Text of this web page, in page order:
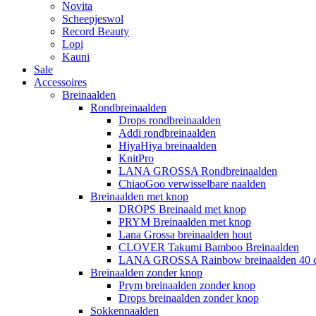
Novita
Scheepjeswol
Record Beauty
Lopi
Kauni
Sale
Accessoires
Breinaalden
Rondbreinaalden
Drops rondbreinaalden
Addi rondbreinaalden
HiyaHiya breinaalden
KnitPro
LANA GROSSA Rondbreinaalden
ChiaoGoo verwisselbare naalden
Breinaalden met knop
DROPS Breinaald met knop
PRYM Breinaalden met knop
Lana Grossa breinaalden hout
CLOVER Takumi Bamboo Breinaalden
LANA GROSSA Rainbow breinaalden 40
Breinaalden zonder knop
Prym breinaalden zonder knop
Drops breinaalden zonder knop
Sokkennaalden